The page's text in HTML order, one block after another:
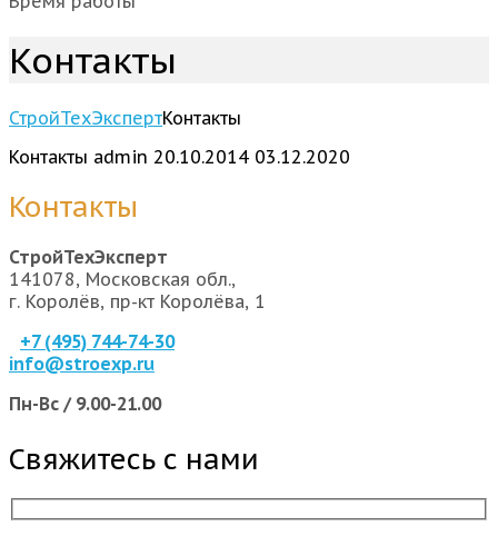
Контакты
СтройТехЭкспертКонтакты
Контакты admin 20.10.2014 03.12.2020
Контакты
СтройТехЭксперт
141078, Московская обл.,
г. Королёв, пр-кт Королёва, 1
+7 (495) 744-74-30
info@stroexp.ru
Пн-Вс / 9.00-21.00
Свяжитесь с нами